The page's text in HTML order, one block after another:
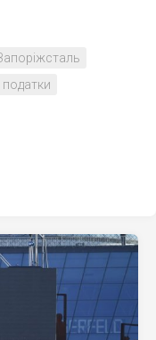
податки